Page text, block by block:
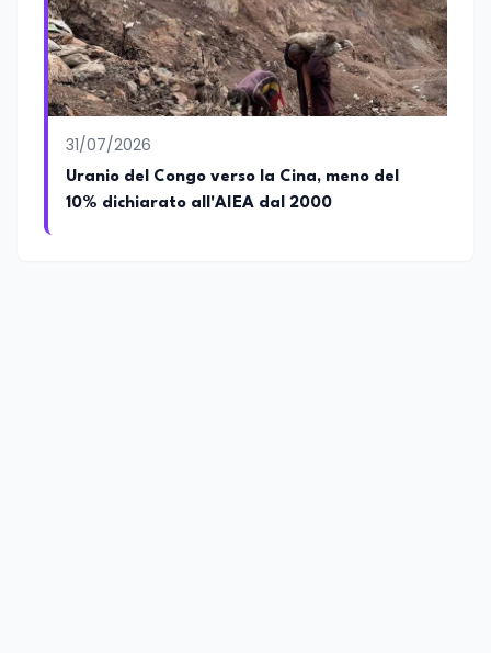
31/07/2026
Uranio del Congo verso la Cina, meno del
10% dichiarato all'AIEA dal 2000